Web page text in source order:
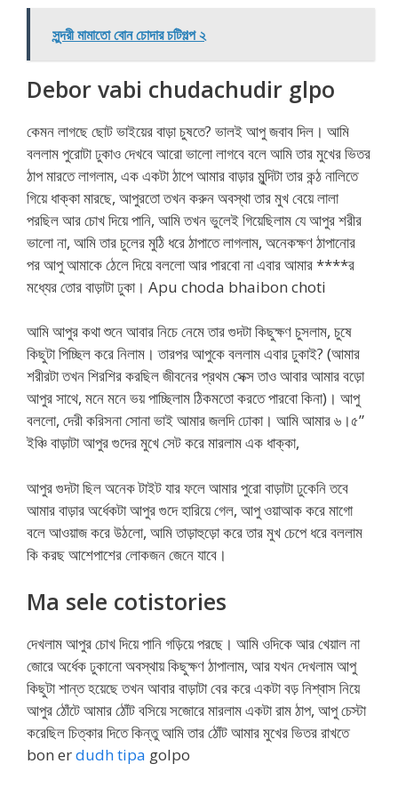
সুন্দরী মামাতো বোন চোদার চটিগল্প ২
Debor vabi chudachudir glpo
কেমন লাগছে ছোট ভাইয়ের বাড়া চুষতে? ভালই আপু জবাব দিল। আমি
বললাম পুরোটা ঢুকাও দেখবে আরো ভালো লাগবে বলে আমি তার মুখের ভিতর
ঠাপ মারতে লাগলাম, এক একটা ঠাপে আমার বাড়ার মুন্দিটা তার কন্ঠ নালিতে
গিয়ে ধাক্কা মারছে, আপুরতো তখন করুন অবস্থা তার মুখ বেয়ে লালা
পরছিল আর চোখ দিয়ে পানি, আমি তখন ভুলেই গিয়েছিলাম যে আপুর শরীর
ভালো না, আমি তার চুলের মুঠি ধরে ঠাপাতে লাগলাম, অনেকক্ষণ ঠাপানোর
পর আপু আমাকে ঠেলে দিয়ে বললো আর পারবো না এবার আমার ****র
মধ্যের তোর বাড়াটা ঢুকা। Apu choda bhaibon choti
আমি আপুর কথা শুনে আবার নিচে নেমে তার গুদটা কিছুক্ষণ চুসলাম, চুষে
কিছুটা পিচ্ছিল করে নিলাম। তারপর আপুকে বললাম এবার ঢুকাই? (আমার
শরীরটা তখন শিরশির করছিল জীবনের প্রথম সেক্স তাও আবার আমার বড়ো
আপুর সাথে, মনে মনে ভয় পাচ্ছিলাম ঠিকমতো করতে পারবো কিনা)। আপু
বললো, দেরী করিসনা সোনা ভাই আমার জলদি ঢোকা। আমি আমার ৬।৫”
ইঞ্চি বাড়াটা আপুর গুদের মুখে সেট করে মারলাম এক ধাক্কা,
আপুর গুদটা ছিল অনেক টাইট যার ফলে আমার পুরো বাড়াটা ঢুকেনি তবে
আমার বাড়ার অর্ধেকটা আপুর গুদে হারিয়ে গেল, আপু ওয়াআক করে মাগো
বলে আওয়াজ করে উঠলো, আমি তাড়াহুড়ো করে তার মুখ চেপে ধরে বললাম
কি করছ আশেপাশের লোকজন জেনে যাবে।
Ma sele cotistories
দেখলাম আপুর চোখ দিয়ে পানি গড়িয়ে পরছে। আমি ওদিকে আর খেয়াল না
জোরে অর্ধেক ঢুকানো অবস্থায় কিছুক্ষণ ঠাপালাম, আর যখন দেখলাম আপু
কিছুটা শান্ত হয়েছে তখন আবার বাড়াটা বের করে একটা বড় নিশ্বাস নিয়ে
আপুর ঠোঁটে আমার ঠোঁট বসিয়ে সজোরে মারলাম একটা রাম ঠাপ, আপু চেস্টা
করেছিল চিত্কার দিতে কিন্তু আমি তার ঠোঁট আমার মুখের ভিতর রাখতে
bon erdudh tipa golpo